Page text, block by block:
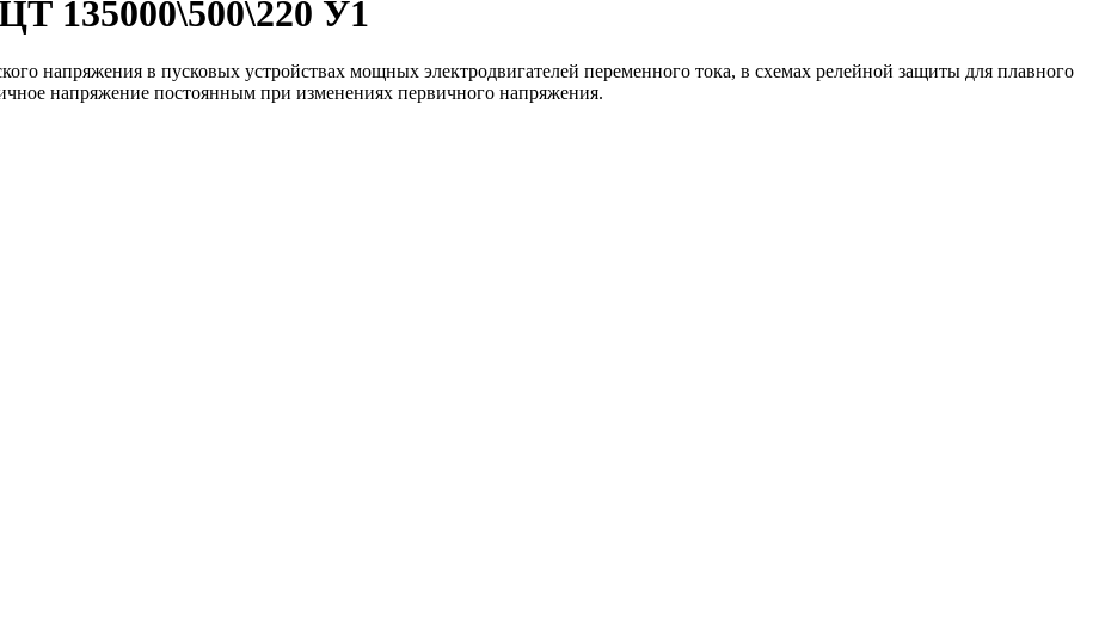
135000\500\220 У1
напряжения в пусковых устройствах мощных электродвигателей переменного тока, в схемах релейной защиты для плавного
напряжение постоянным при изменениях первичного напряжения.